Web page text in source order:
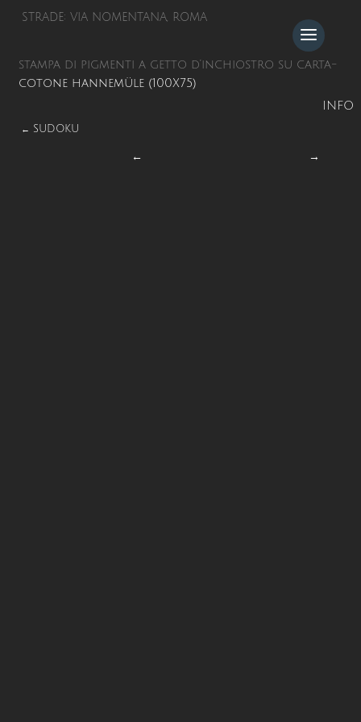
STRADE: VIA NOMENTANA, ROMA
stampa di pigmenti a getto d’inchiostro su carta-
cotone hannemüle (100X75)
INFO
← SUDOKU
← →